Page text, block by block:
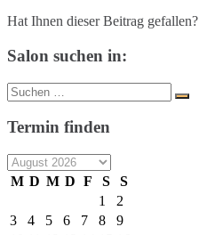
Hat Ihnen dieser Beitrag gefallen?
Salon suchen in:
Suche
nach:
Suchen
Termin finden
M D M D F S
S
1
2
3
4 5 6 7 8
9